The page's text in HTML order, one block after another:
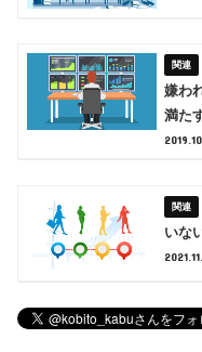
嫌わ
満た
いな